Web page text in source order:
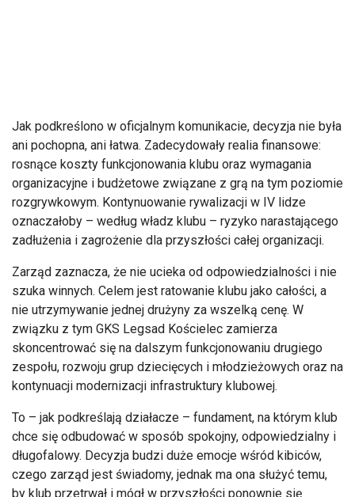
Jak podkreślono w oficjalnym komunikacie, decyzja nie była
ani pochopna, ani łatwa. Zadecydowały realia finansowe:
rosnące koszty funkcjonowania klubu oraz wymagania
organizacyjne i budżetowe związane z grą na tym poziomie
rozgrywkowym. Kontynuowanie rywalizacji w IV lidze
oznaczałoby – według władz klubu – ryzyko narastającego
zadłużenia i zagrożenie dla przyszłości całej organizacji.
Zarząd zaznacza, że nie ucieka od odpowiedzialności i nie
szuka winnych. Celem jest ratowanie klubu jako całości, a
nie utrzymywanie jednej drużyny za wszelką cenę. W
związku z tym GKS Legsad Kościelec zamierza
skoncentrować się na dalszym funkcjonowaniu drugiego
zespołu, rozwoju grup dziecięcych i młodzieżowych oraz na
kontynuacji modernizacji infrastruktury klubowej.
To – jak podkreślają działacze – fundament, na którym klub
chce się odbudować w sposób spokojny, odpowiedzialny i
długofalowy. Decyzja budzi duże emocje wśród kibiców,
czego zarząd jest świadomy, jednak ma ona służyć temu,
by klub przetrwał i mógł w przyszłości ponownie się